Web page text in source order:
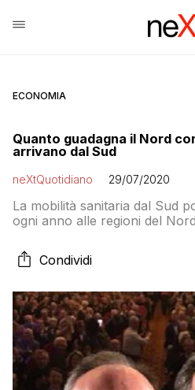
ECONOMIA
Quanto guadagna il Nord
arrivano dal Sud
neXtQuotidiano 29/07/2020
La mobilità sanitaria dal Sud
ogni anno alle regioni del
Condividi